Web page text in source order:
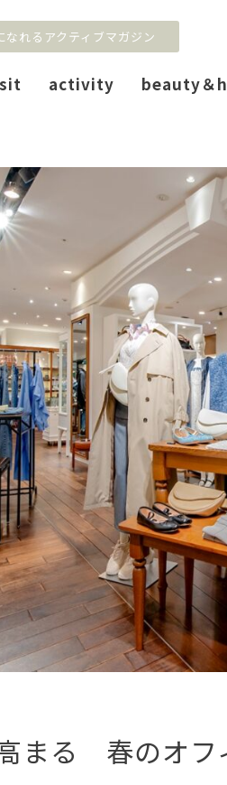
なれるアクティブマガジン
activity beauty＆
まる 春のオフ